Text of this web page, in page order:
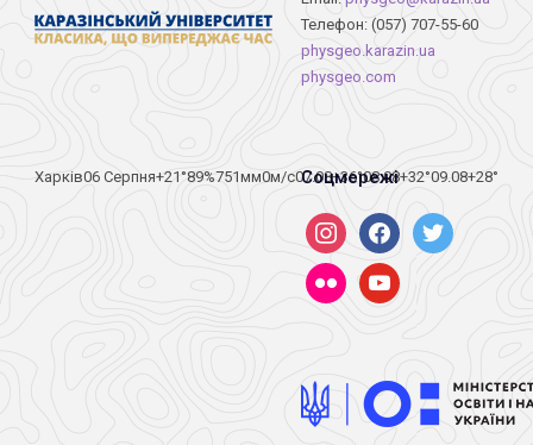
Телефон: (057) 707-55-60
physgeo.karazin.ua
physgeo.com
Харків06 Серпня+21°89%751мм0м/c07.08+36°08.08+32°09.08+28°
Соцмережі
instagramfacebooktwitter
flickr youtube